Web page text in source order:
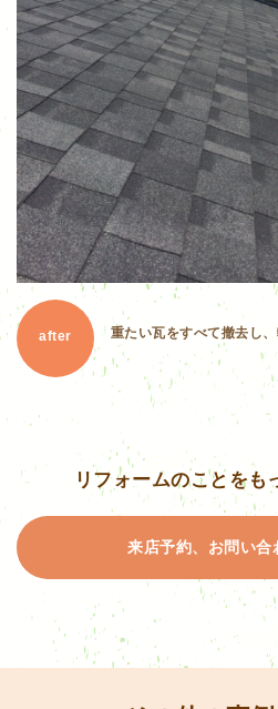
after 重たい瓦をすべて撤去し
リフォームのことをも
来店予約、お問い合